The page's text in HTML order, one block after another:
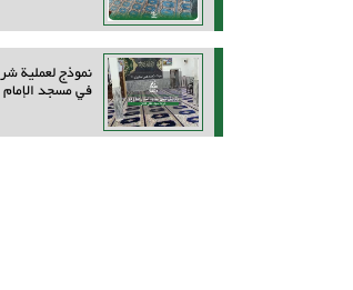
نموذج لعملية
في مسجد الإمام